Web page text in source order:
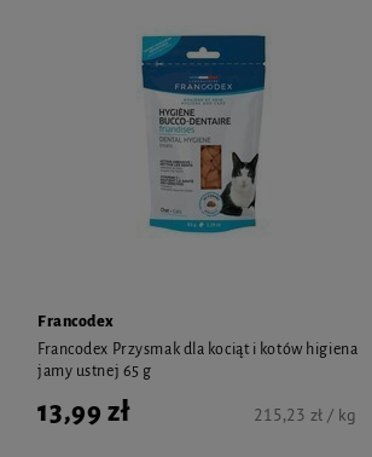
Francodex
Francodex Przysmak dla kociąt i kotów higiena
jamy ustnej 65 g
13,99 zł 215,23 zł / kg